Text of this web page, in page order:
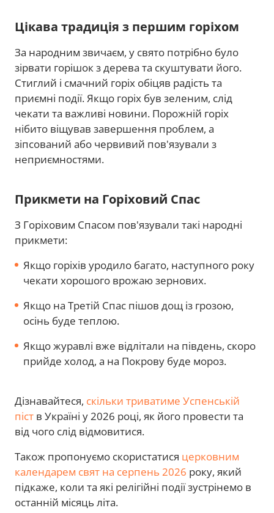
Цікава традиція з першим горіхом
За народним звичаєм, у свято потрібно було
зірвати горішок з дерева та скуштувати його.
Стиглий і смачний горіх обіцяв радість та
приємні події. Якщо горіх був зеленим, слід
чекати та важливі новини. Порожній горіх
нібито віщував завершення проблем, а
зіпсований або червивий пов'язували з
неприємностями.
Прикмети на Горіховий Спас
З Горіховим Спасом пов'язували такі народні
прикмети:
Якщо горіхів уродило багато, наступного року
чекати хорошого врожаю зернових.
Якщо на Третій Спас пішов дощ із грозою,
осінь буде теплою.
Якщо журавлі вже відлітали на південь, скоро
прийде холод, а на Покрову буде мороз.
Дізнавайтеся, скільки триватиме Успенській
піст в Україні у 2026 році, як його провести та
від чого слід відмовитися.
Також пропонуємо скористатися церковним
календарем свят на серпень 2026 року, який
підкаже, коли та які релігійні події зустрінемо в
останній місяць літа.